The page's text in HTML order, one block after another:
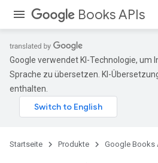
Books APIs
Google verwendet KI-Technologie, um
Sprache zu übersetzen. KI-
enthalten.
Startseite Produkte Google Books